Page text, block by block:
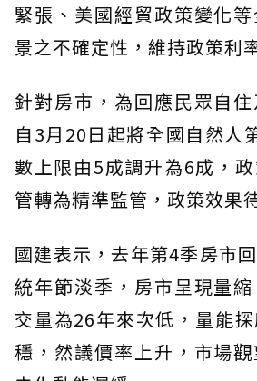
緊張、美國經貿政策變化
景之不確定性，維持政策利
針對房市，為回應民眾自住
自3月20日起將全國自然人
數上限由5成調升為6成，
管轉為精準監管，政策效果
國建表示，去年第4季房市
統年節淡季，房市呈現量
交量為26年來次低，量能
穩，然議價率上升，市場觀